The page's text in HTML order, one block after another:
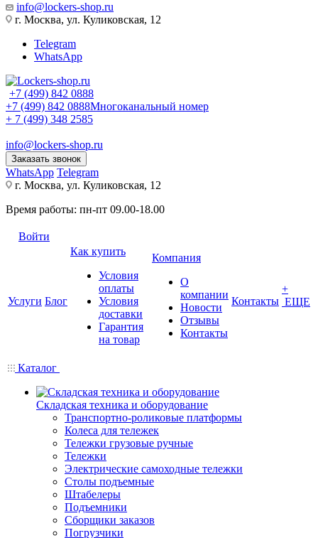
info@lockers-shop.ru
г. Москва, ул. Куликовская, 12
Telegram
WhatsApp
+7 (499) 842 0888
+7 (499) 842 0888Многоканальный номер
+ 7 (499) 348 2585
info@lockers-shop.ru
Заказать звонок
WhatsApp Telegram
г. Москва, ул. Куликовская, 12
Время работы: пн-пт 09.00-18.00
Войти
Услуги Блог
Как купить
Условия
оплаты
Условия
доставки
Гарантия
на товар
Компания
О
компании
Новости
Отзывы
Контакты
Контакты
+
ЕЩЕ
Каталог
Складская техника и оборудование
Транспортно-роликовые платформы
Колеса для тележек
Тележки грузовые ручные
Тележки
Электрические самоходные тележки
Столы подъемные
Штабелеры
Подъемники
Сборщики заказов
Погрузчики